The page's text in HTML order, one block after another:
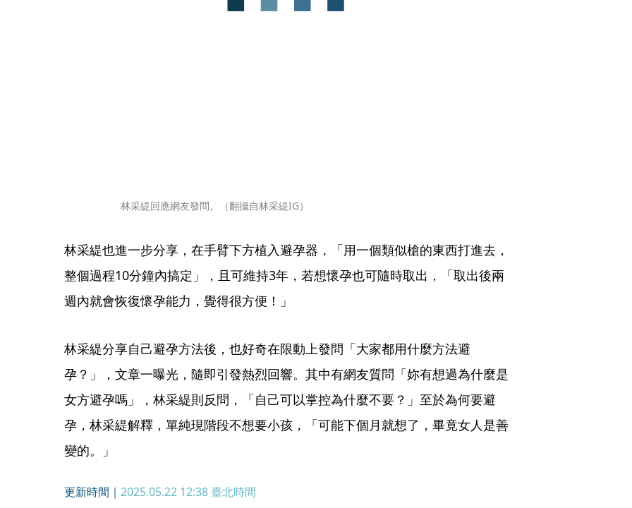
林采緹回應網友發問。（翻攝自林采緹IG）
林采緹也進一步分享，在手臂下方植入避孕器，「用一個類似槍的東西打進去，
整個過程10分鐘內搞定」，且可維持3年，若想懷孕也可隨時取出，「取出後兩
週內就會恢復懷孕能力，覺得很方便！」
林采緹分享自己避孕方法後，也好奇在限動上發問「大家都用什麼方法避
孕？」，文章一曝光，隨即引發熱烈回響。其中有網友質問「妳有想過為什麼是
女方避孕嗎」，林采緹則反問，「自己可以掌控為什麼不要？」至於為何要避
孕，林采緹解釋，單純現階段不想要小孩，「可能下個月就想了，畢竟女人是善
變的。」
更新時間｜ 2025.05.22 12:38臺北時間